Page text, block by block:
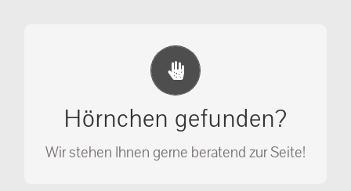
Hörnchen gefunden?
Wir stehen Ihnen gerne beratend zur Seite!
Erste Hilfe Maßnahmen
Ihr Anruf kann Leben retten!